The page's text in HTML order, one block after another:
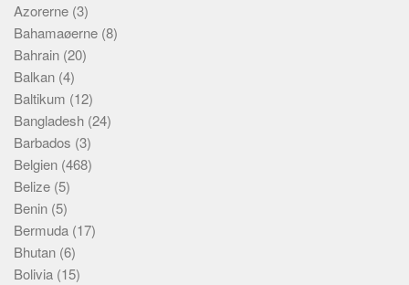
Praktisk
Alle
Meta
Dokumenttyper
Skribenter
Personer
Steder
Kilder
Azorerne (3)
Bahamaøerne (8)
Bahrain (20)
Balkan (4)
Baltikum (12)
Bangladesh (24)
Barbados (3)
Belgien (468)
Belize (5)
Benin (5)
Bermuda (17)
Bhutan (6)
Bolivia (15)